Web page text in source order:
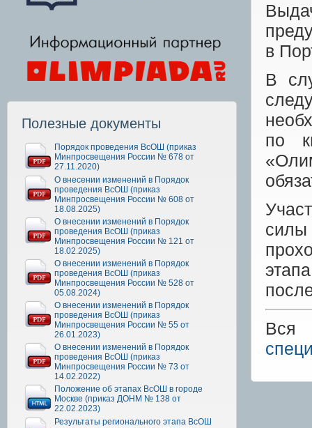
Полезные документы
Порядок проведения ВсОШ (приказ
Минпросвещения России № 678 от
27.11.2020)
О внесении изменений в Порядок
проведения ВсОШ (приказ
Минпросвещения России № 608 от
18.08.2025)
О внесении изменений в Порядок
проведения ВсОШ (приказ
Минпросвещения России № 121 от
18.02.2025)
О внесении изменений в Порядок
проведения ВсОШ (приказ
Минпросвещения России № 528 от
05.08.2024)
О внесении изменений в Порядок
проведения ВсОШ (приказ
Минпросвещения России № 55 от
26.01.2023)
О внесении изменений в Порядок
проведения ВсОШ (приказ
Минпросвещения России № 73 от
14.02.2022)
Положение об этапах ВсОШ в городе
Москве (приказ ДОНМ № 138 от
22.02.2023)
Результаты регионального этапа ВсОШ
в
В
по
силы
Вся